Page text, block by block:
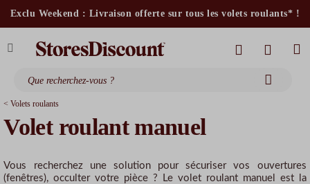
Exclu Weekend : Livraison offerte sur tous les volets roulants* !
stores bannes standards
moustiquaires
< Volets roulants
Volet roulant manuel
Vous recherchez une solution pour sécuriser vos ouvertures
(fenêtres), occulter votre pièce ? Le volet roulant manuel est la